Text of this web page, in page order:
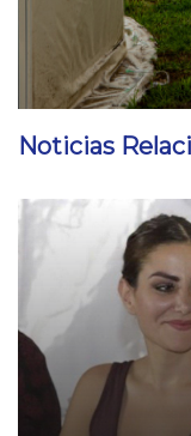
Noticias